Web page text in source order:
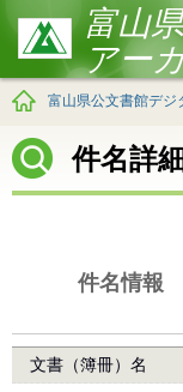
富山
アー
富山県公文書館デジ
件名詳細
件名情報
文書（簿冊）名